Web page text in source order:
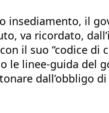
insediamento, il
va ricordato,
il suo “codice
le linee-guida del
dall’obbligo